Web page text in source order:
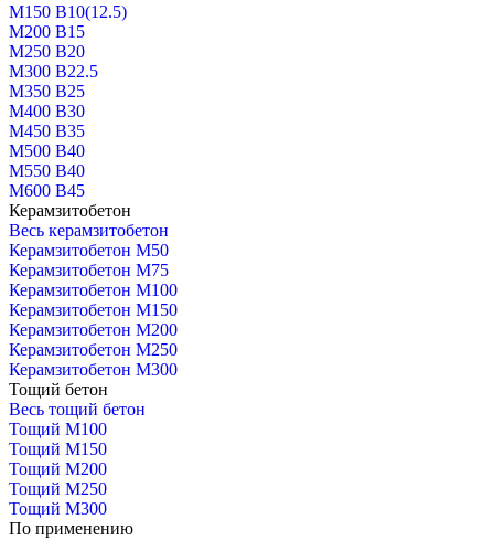
М150 В10(12.5)
М200 В15
М250 В20
М300 В22.5
М350 В25
М400 В30
М450 В35
М500 В40
М550 В40
М600 В45
Керамзитобетон
Весь керамзитобетон
Керамзитобетон М50
Керамзитобетон М75
Керамзитобетон М100
Керамзитобетон М150
Керамзитобетон М200
Керамзитобетон М250
Керамзитобетон М300
Тощий бетон
Весь тощий бетон
Тощий М100
Тощий М150
Тощий М200
Тощий М250
Тощий М300
По применению